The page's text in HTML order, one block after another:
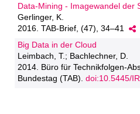
Data-Mining - Imagewandel der
Gerlinger, K.
2016. TAB-Brief, (47), 34–41
Big Data in der Cloud
Leimbach, T.; Bachlechner, D.
2014. Büro für Technikfolgen-
Bundestag (TAB). doi:10.5445/